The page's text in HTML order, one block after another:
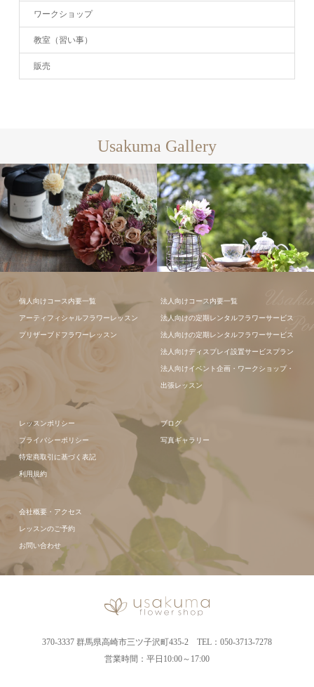
ワークショップ
教室（習い事）
販売
Usakuma Gallery
ギャラリー全
ト
ンジメント
個人向けコース内要一覧
アーティフィシャルフラワーレッスン
プリザーブドフラワーレッスン
法人向けコース内要一覧
法人向けの定期レンタルフラワーサービス
法人向けの定期レンタルフラワーサービス
法人向けディスプレイ設置サービスプラン
法人向けイベント企画・ワークショップ・
出張レッスン
レッスンポリシー
プライバシーポリシー
特定商取引に基づく表記
利用規約
ブログ
写真ギャラリー
会社概要・アクセス
レッスンのご予約
お問い合わせ
370-3337 群馬県高崎市三ツ子沢町435-2 TEL：050-3713-7278
営業時間：平日10:00～17:00